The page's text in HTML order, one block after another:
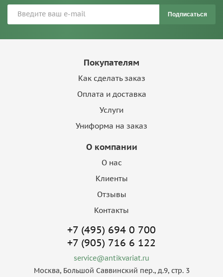
Подписаться
Покупателям
Как сделать заказ
Оплата и доставка
Услуги
Униформа на заказ
О компании
О нас
Клиенты
Отзывы
Контакты
+7 (495) 694 0 700
+7 (905) 716 6 122
service@antikvariat.ru
Москва, Большой Саввинский пер., д.9, стр. 3